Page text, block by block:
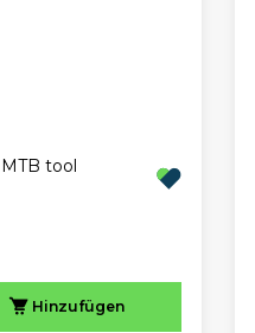
tool
Hinzufügen